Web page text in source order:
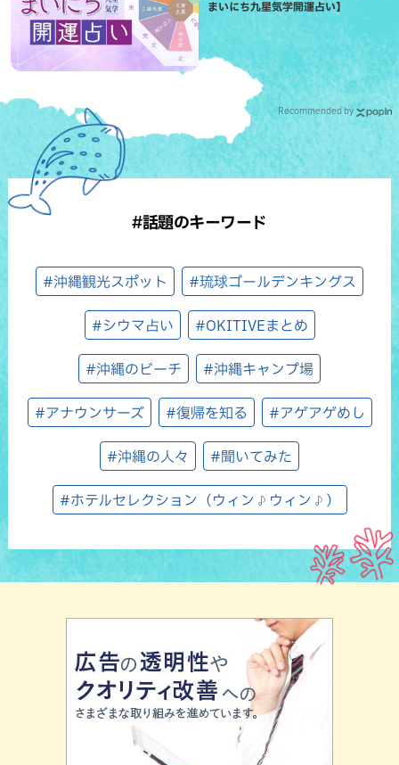
まいにち九星気学開運占い】
Recommended by
#話題のキーワード
#沖縄観光スポット #琉球ゴールデンキングス
#シウマ占い #OKITIVEまとめ
#沖縄のビーチ #沖縄キャンプ場
#アナウンサーズ #復帰を知る #アゲアゲめし
#沖縄の人々 #聞いてみた
#ホテルセレクション（ウィン♪ウィン♪）